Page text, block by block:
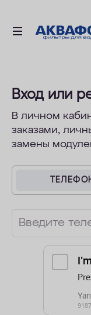
СМЕННЫЕ МОДУЛИ
В КОТТЕДЖ
АКСЕССУАРЫ
АКЦИИ
Вход или
В личном
заказами,
замены
Введите